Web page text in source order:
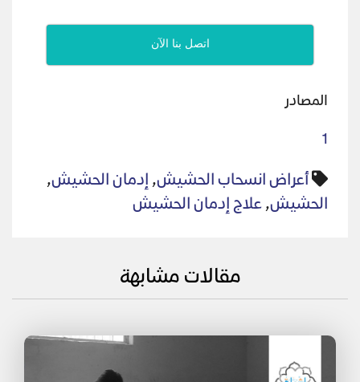
اتصل بنا الآن
المصادر
1
أعراض انسحاب الحشيش, إدمان الحشيش,
الحشيش, علاج إدمان الحشيش
مقالات مشابهة